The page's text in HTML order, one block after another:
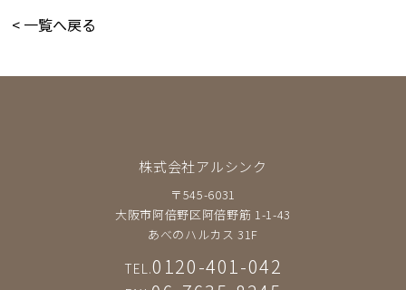
< 一覧へ戻る
株式会社アルシンク
〒545-6031
大阪市阿倍野区阿倍野筋 1-1-43
あべのハルカス 31F
TEL.0120-401-042